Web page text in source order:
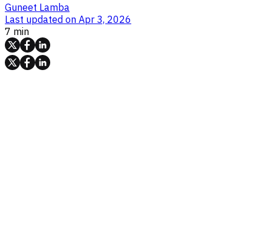
Guneet Lamba
Last updated on Apr 3, 2026
7 min